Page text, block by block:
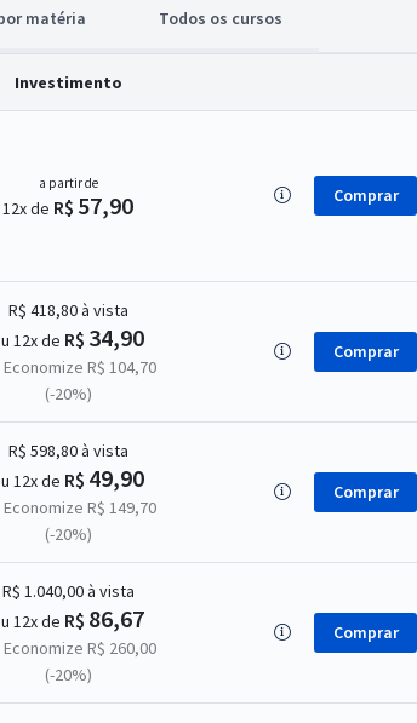
or matéria Todos os cursos
Investimento
a partir de
12x de R$ 57,90 Comprar
R$ 418,80à vista
12x de R$ 34,90
Economize R$ 104,70
(-20%)
Comprar
R$ 598,80à vista
12x de R$ 49,90
Economize R$ 149,70
(-20%)
Comprar
R$ 1.040,00à vista
12x de R$ 86,67
Economize R$ 260,00
(-20%)
Comprar